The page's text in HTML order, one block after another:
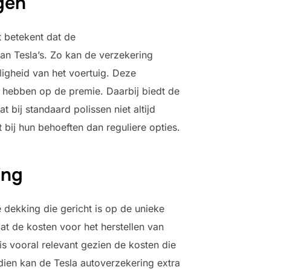
betekent dat de
Tesla’s. Zo kan de verzekering
van het voertuig. Deze
op de premie. Daarbij biedt de
bij standaard polissen niet altijd
hun behoeften dan reguliere opties.
dekking die gericht is op de unieke
de kosten voor het herstellen van
vooral relevant gezien de kosten die
kan de Tesla autoverzekering extra